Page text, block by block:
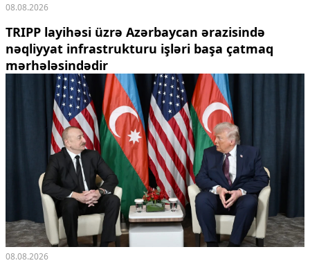
08.08.2026
TRIPP layihəsi üzrə Azərbaycan ərazisində
nəqliyyat infrastrukturu işləri başa çatmaq
mərhələsindədir
08.08.2026